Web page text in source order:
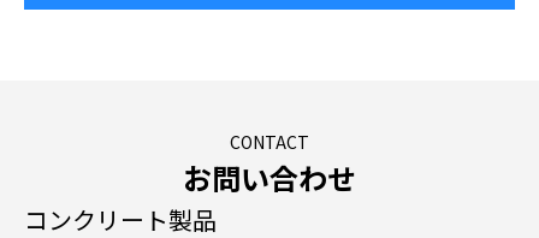
CONTACT
お問い合わせ
コンクリート製品